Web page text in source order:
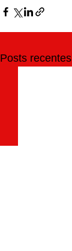
Posts recentes